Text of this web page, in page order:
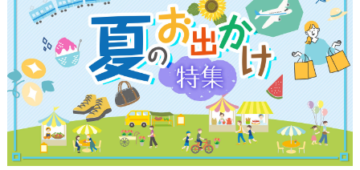
ブログ記事
サイトについて